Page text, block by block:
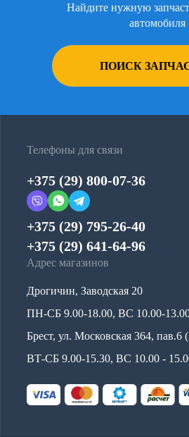
Найдите нужную
автомобиля
ПОИСК
Телефоны для связи
+375 (29) 800-07-36
+375 (29) 795-26-40
+375 (29) 641-64-96
Адрес магазинов
Дрогичин, Заводская 20
ПН-СБ 9.00-18.00, ВС 10.00-
Брест, ул. Московская 364,
ВТ-СБ 9.00-15.30, ВС 10.00 -